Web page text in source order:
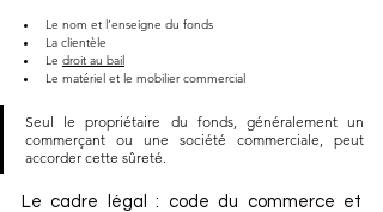
Le nom et l’enseigne du fonds
La clientèle
Le droit au bail
Le matériel et le mobilier commercial
Seul le propriétaire du fonds, généralement un
commerçant ou une société commerciale, peut
accorder cette sûreté.
Le cadre légal : code du commerce et